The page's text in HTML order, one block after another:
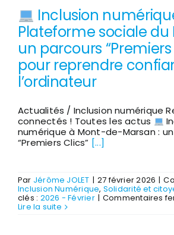
Inclusion
Plateforme sociale du
un parcours “Premiers
pour reprendre
l’ordinateur
Actualités / Inclusion numérique
connectés ! Toutes les actus
numérique à Mont-de-Marsan :
“Premiers Clics” [...]
Par Jérôme JOLET | 27 février 2026 |
Inclusion Numérique, Solidarité et
clés : 2026 - Février | Commentaires
Lire la suite